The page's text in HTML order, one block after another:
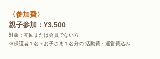
〈参加費〉
親子参加：¥3,500
対象：初回または会員でない方
※保護者１名＋お子さま１名分の 活動費・運営費込み